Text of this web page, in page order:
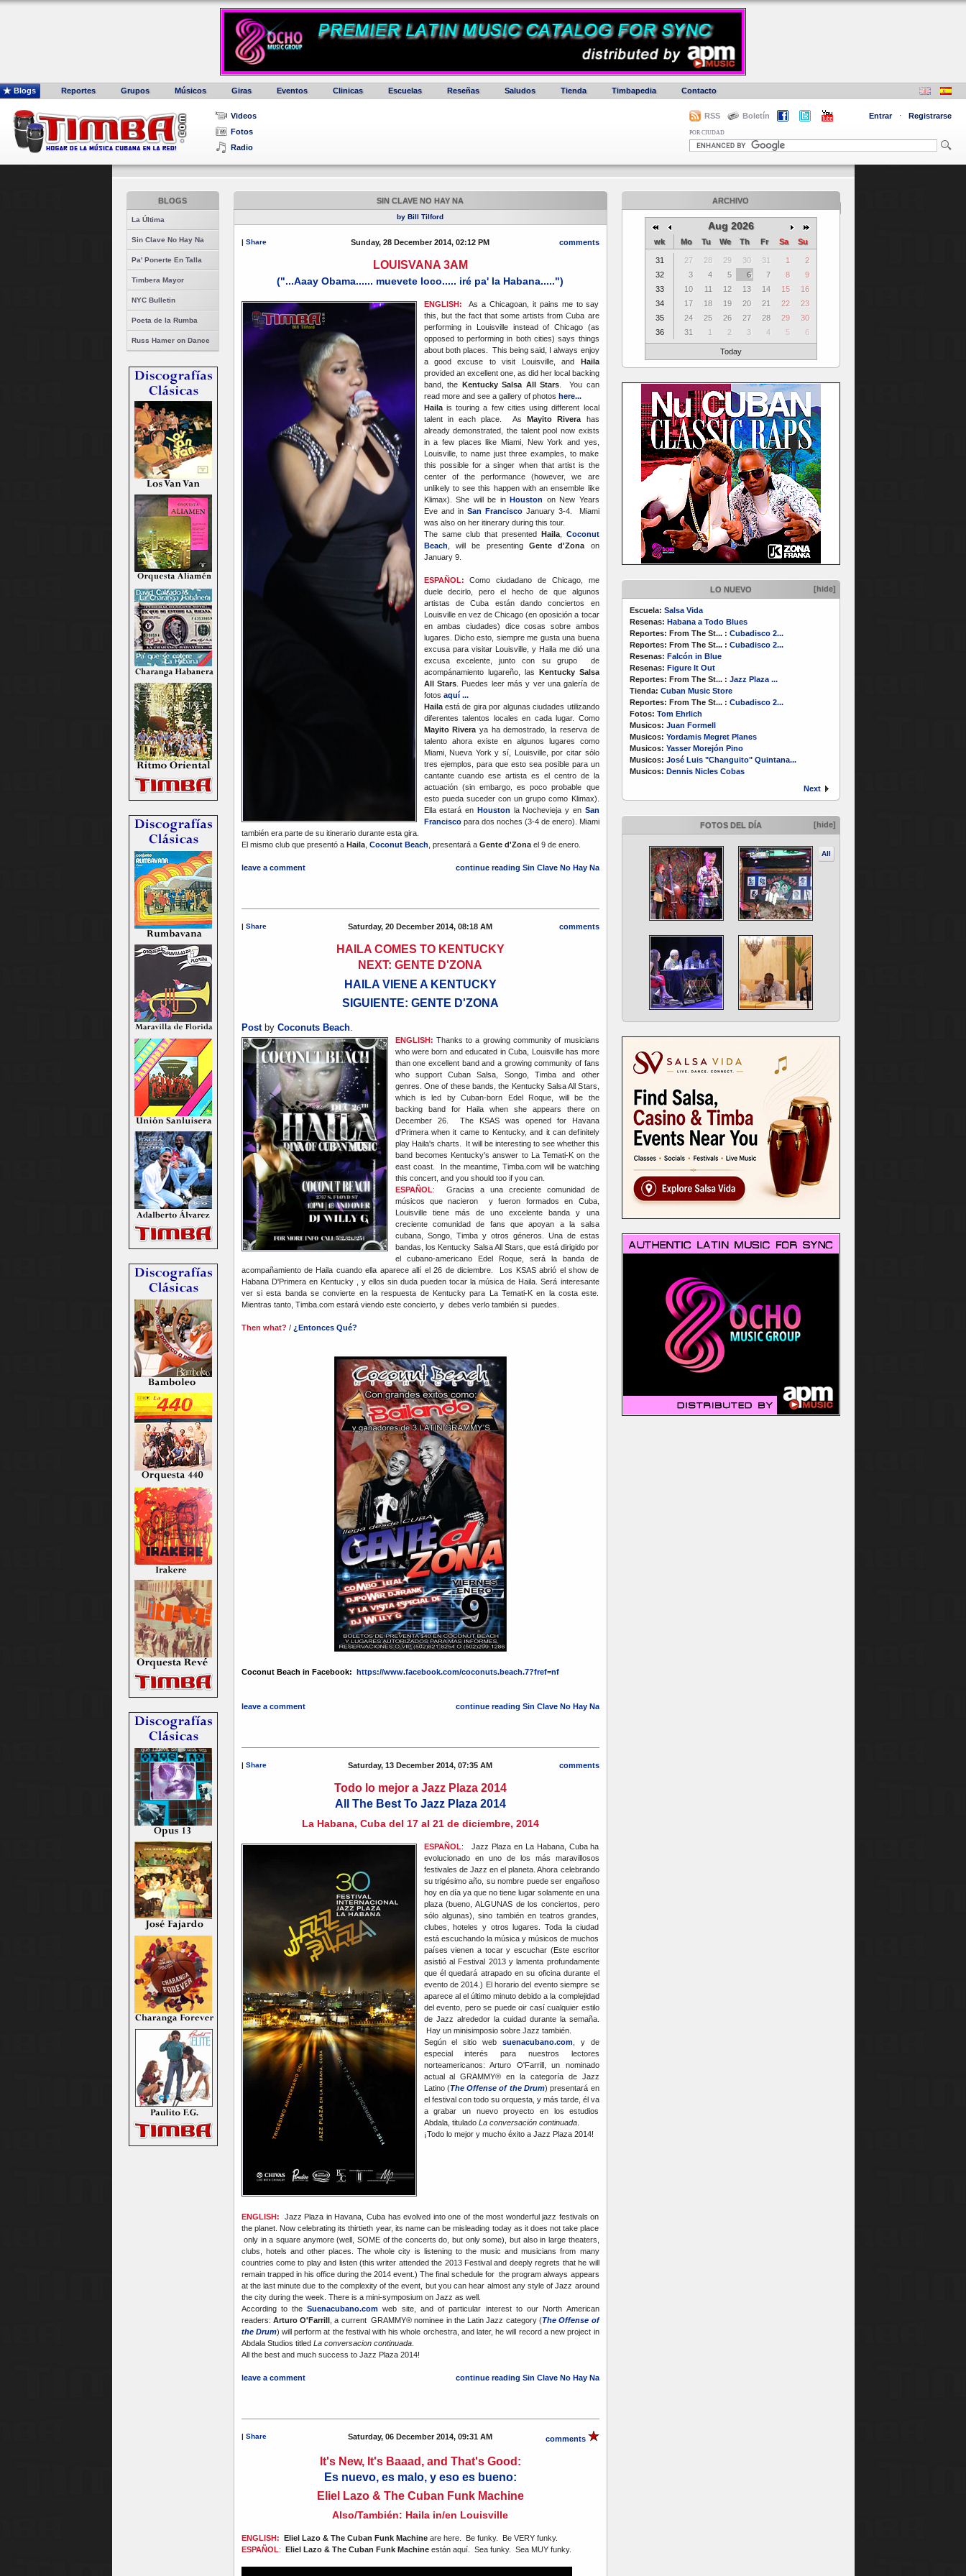
Blogs Reportes Grupos Músicos Giras Eventos Clinicas Escuelas Reseñas Saludos Tienda Timbapedia Contacto
Videos
Fotos
Radio
RSS Boletín Entrar · Registrarse
POR CIUDAD
BLOGS
La Última
Sin Clave No Hay Na
Pa' Ponerte En Talla
Timbera Mayor
NYC Bulletin
Poeta de la Rumba
Russ Hamer on Dance
ARCHIVO
Aug 2026
wk Mo Tu We Th Fr Sa Su
31 27 28 29 30 31 1
2
32
3 4 5 6 7 8
9
33
10 11 12 13 14 15
16
34
17 18 19 20 21 22
23
35
24 25 26 27 28 29
30
36
31 1 2 3 4 5 6
Today
LO NUEVO [hide]
Escuela: Salsa Vida
Resenas: Habana a Todo Blues
Reportes: From The St... : Cubadisco 2...
Reportes: From The St... : Cubadisco 2...
Resenas: Falcón in Blue
Resenas: Figure It Out
Reportes: From The St... : Jazz Plaza ...
Tienda: Cuban Music Store
Reportes: From The St... : Cubadisco 2...
Fotos: Tom Ehrlich
Musicos: Juan Formell
Musicos: Yordamis Megret Planes
Musicos: Yasser Morejón Pino
Musicos: José Luis "Changuito" Quintana...
Musicos: Dennis Nicles Cobas
Next
FOTOS DEL DÍA [hide]
All
SIN CLAVE NO HAY NA
by Bill Tilford
| Share Sunday, 28 December 2014, 02:12 PM comments
LOUISVANA 3AM
("...Aaay Obama...... muevete loco..... iré pa' la Habana.....")
ENGLISH: As a Chicagoan, it pains me to say
this, but the fact that some artists from Cuba are
performing in Louisville instead of Chicago (as
opposed to performing in both cities) says things
about both places. This being said, I always enjoy
a good excuse to visit Louisville, and Haila
provided an excellent one, as did her local backing
band, the Kentucky Salsa All Stars . You can
read more and see a gallery of photos here...
Hailais touring a few cities using different local
talent in each place. As Mayito Rivera has
already demonstrated, the talent pool now exists
in a few places like Miami, New York and yes,
Louisville, to name just three examples, to make
this possible for a singer when that artist is the
center of the performance (however, we are
unlikely to see this happen with an ensemble like
Klimax). She will be in Houston on New Years
Eve and in San FranciscoJanuary 3-4. Miami
was also on her itinerary during this tour.
The same club that presented Haila, Coconut
Beach , will be presenting Gente d'Zona on
January 9.
ESPAÑOL: Como ciudadano de Chicago, me
duele decirlo, pero el hecho de que algunos
artistas de Cuba están dando conciertos en
Louisville en vez de Chicago (en oposición a tocar
en ambas ciudades) dice cosas sobre ambos
lugares. Dicho esto, siempre me gusta una buena
excusa para visitar Louisville, y Haila me dió una
excusa excelente, junto con su grupo de
acompánamiento lugareño, las Kentucky Salsa
All Stars. Puedes leer más y ver una galería de
fotos aquí ...
Hailaestá de gira por algunas ciudades utilizando
diferentes talentos locales en cada lugar. Como
Mayito Rivera ya ha demostrado, la reserva de
talento ahora existe en algunos lugares como
Miami, Nueva York y sí, Louisville, por citar sólo
tres ejemplos, para que esto sea posible para un
cantante cuando ese artista es el centro de la
actuación (sin embargo, es poco probable que
esto pueda suceder con un grupo como Klimax).
Ella estará en Houston la Nochevieja y en San
Franciscopara dos noches (3-4 de enero). Miami
también era parte de su itinerario durante esta gira.
El mismo club que presentó a Haila, Coconut Beach , presentará a Gente d'Zonael 9 de enero.
leave a comment continue reading Sin Clave No Hay Na
| Share Saturday, 20 December 2014, 08:18 AM comments
HAILA COMES TO KENTUCKY
NEXT: GENTE D'ZONA
HAILA VIENE A KENTUCKY
SIGUIENTE: GENTE D'ZONA
Postby Coconuts Beach.
ENGLISH: Thanks to a growing community of musicians
who were born and educated in Cuba, Louisville has more
than one excellent band and a growing community of fans
who support Cuban Salsa, Songo, Timba and other
genres. One of these bands, the Kentucky Salsa All Stars,
which is led by Cuban-born Edel Roque, will be the
backing band for Haila when she appears there on
December 26. The KSAS was opened for Havana
d'Primera when it came to Kentucky, and it can definitely
play Haila's charts. It will be interesting to see whether this
band becomes Kentucky's answer to La Temati-K on the
east coast. In the meantime, Timba.com will be watching
this concert, and you should too if you can.
ESPAÑOL: Gracias a una creciente comunidad de
músicos que nacieron y fueron formados en Cuba,
Louisville tiene más de uno excelente banda y una
creciente comunidad de fans que apoyan a la salsa
cubana, Songo, Timba y otros géneros. Una de estas
bandas, los Kentucky Salsa All Stars, que está dirigido por
el cubano-americano Edel Roque, será la banda de
acompañamiento de Haila cuando ella aparece allí el 26 de diciembre. Los KSAS abrió el show de
Habana D'Primera en Kentucky , y ellos sin duda pueden tocar la música de Haila. Será interesante
ver si esta banda se convierte en la respuesta de Kentucky para La Temati-K en la costa este.
Mientras tanto, Timba.com estará viendo este concierto, y debes verlo también si puedes.
Then what? / ¿Entonces Qué?
Coconut Beach in Facebook: https://www.facebook.com/coconuts.beach.7?fref=nf
leave a comment continue reading Sin Clave No Hay Na
| Share Saturday, 13 December 2014, 07:35 AM comments
Todo lo mejor a Jazz Plaza 2014
All The Best To Jazz Plaza 2014
La Habana, Cuba del 17 al 21 de diciembre, 2014
ESPAÑOL: Jazz Plaza en La Habana, Cuba ha
evolucionado en uno de los más maravillosos
festivales de Jazz en el planeta. Ahora celebrando
su trigésimo año, su nombre puede ser engañoso
hoy en día ya que no tiene lugar solamente en una
plaza (bueno, ALGUNAS de los conciertos, pero
sólo algunas), sino también en teatros grandes,
clubes, hoteles y otros lugares. Toda la ciudad
está escuchando la música y músicos de muchos
países vienen a tocar y escuchar (Este escritor
asistió al Festival 2013 y lamenta profundamente
que él quedará atrapado en su oficina durante el
evento de 2014.) El horario del evento siempre se
aparece al el último minuto debido a la complejidad
del evento, pero se puede oir casí cualquier estilo
de Jazz alrededor la cuidad durante la semaña.
Hay un minisimposio sobre Jazz también.
Según el sitio web suenacubano.com, y de
especial interés para nuestros lectores
norteamericanos: Arturo O'Farrill, un nominado
actual al GRAMMY® en la categoría de Jazz
Latino (The Offense of the Drum) presentará en
el festival con todo su orquesta, y más tarde, él va
a grabar un nuevo proyecto en los estudios
Abdala, titulado La conversación continuada.
¡Todo lo mejor y mucho éxito a Jazz Plaza 2014!
ENGLISH: Jazz Plaza in Havana, Cuba has evolved into one of the most wonderful jazz festivals on
the planet. Now celebrating its thirtieth year, its name can be misleading today as it does not take place
only in a square anymore (well, SOME of the concerts do, but only some), but also in large theaters,
clubs, hotels and other places. The whole city is listening to the music and musicians from many
countries come to play and listen (this writer attended the 2013 Festival and deeply regrets that he will
remain trapped in his office during the 2014 event.) The final schedule for the program always appears
at the last minute due to the complexity of the event, but you can hear almost any style of Jazz around
the city during the week. There is a mini-symposium on Jazz as well.
According to theSuenacubano.com web site, and of particular interest to our North American
readers: Arturo O'Farrill , a current GRAMMY® nominee in the Latin Jazz category (The Offense of
the Drum) will perform at the festival with his whole orchestra, and later, he will record a new project in
Abdala Studios titled La conversacion continuada.
All the best and much success to Jazz Plaza 2014!
leave a comment continue reading Sin Clave No Hay Na
| Share Saturday, 06 December 2014, 09:31 AM comments
It's New, It's Baaad, and That's Good:
Es nuevo, es malo, y eso es bueno:
Eliel Lazo & The Cuban Funk Machine
Also/También: Haila in/en Louisville
ENGLISH: Eliel Lazo & The Cuban Funk Machineare here. Be funky. Be VERY funky.
ESPAÑOL: Eliel Lazo & The Cuban Funk Machineestán aquí. Sea funky. Sea MUY funky.